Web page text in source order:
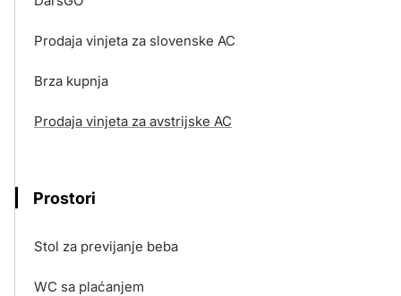
Prodaja vinjeta za slovenske AC
Brza kupnja
Prodaja vinjeta za avstrijske AC
Prostori
Stol za previjanje beba
WC sa plaćanjem